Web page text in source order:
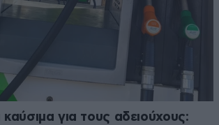
για τους αδειούχους: